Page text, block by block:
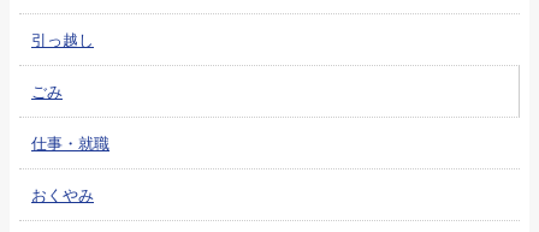
引っ越し
ごみ
仕事・就職
おくやみ